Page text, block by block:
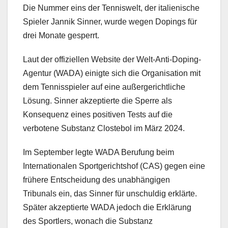
Die Nummer eins der Tenniswelt, der italienische
Spieler Jannik Sinner, wurde wegen Dopings für
drei Monate gesperrt.
Laut der offiziellen Website der Welt-Anti-Doping-
Agentur (WADA) einigte sich die Organisation mit
dem Tennisspieler auf eine außergerichtliche
Lösung. Sinner akzeptierte die Sperre als
Konsequenz eines positiven Tests auf die
verbotene Substanz Clostebol im März 2024.
Im September legte WADA Berufung beim
Internationalen Sportgerichtshof (CAS) gegen eine
frühere Entscheidung des unabhängigen
Tribunals ein, das Sinner für unschuldig erklärte.
Später akzeptierte WADA jedoch die Erklärung
des Sportlers, wonach die Substanz